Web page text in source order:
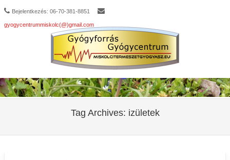
Bejelentkezés: 06-70-381-8851
gyogycentrummiskolc(@)gmail.com
Tag Archives: izületek